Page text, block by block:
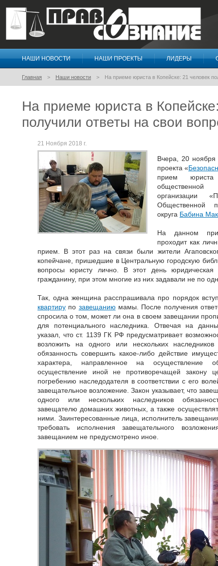
Правосознание
НАШИ НОВОСТИ НАШИ ПРОЕКТЫ ЛИДЕРЫ
Главная Наши новости На приеме юриста в Копейске: 21 человек
На приеме юриста в
получили ответы на свои
21 Ноября 2018 г.
Вчера, 20 ноября
проекта «
прием юриста
общественной
организации
Общественной
округа Бабина
На данном
проходит как
прием. В этот раз на связи были жители
копейчане, пришедшие в Центральную городскую
вопросы юристу лично. В этот день юридическая
гражданину, при этом многие из них задавали не по
Так, одна женщина расспрашивала про порядок
квартиру по завещанию мамы. После получения
спросила о том, может ли она в своем завещании
для потенциального наследника. Отвечая на
указал, что ст. 1139 ГК РФ предусматривает
возложить на одного или нескольких
обязанность совершить какое-либо действие
характера, направленное на
осуществление иной не противоречащей закону
погребению наследодателя в соответствии с его
завещательное возложение. Закон указывает, что
одного или нескольких наследников
завещателю домашних животных, а также
ними. Заинтересованные лица, исполнитель
требовать исполнения завещательного
завещанием не предусмотрено иное.